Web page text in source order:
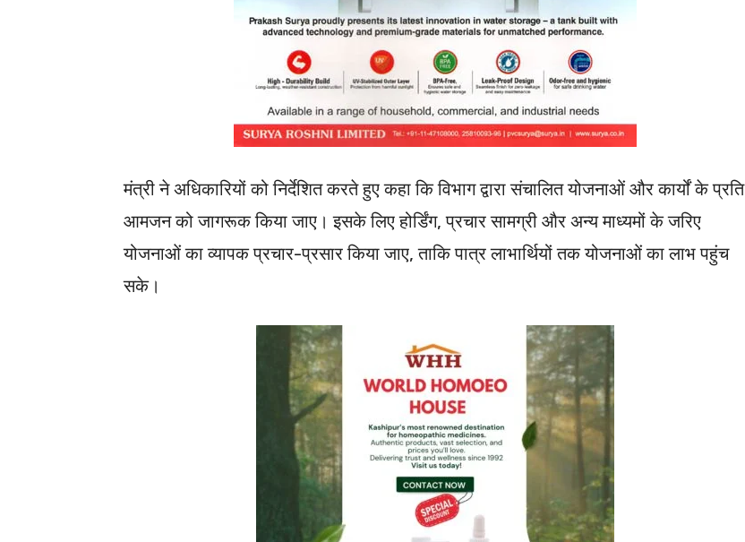
मंत्री ने अधिकारियों को निर्देशित करते हुए कहा कि विभाग द्वारा संचालित योजनाओं और कार्यों के प्रति
आमजन को जागरूक किया जाए। इसके लिए होर्डिंग, प्रचार सामग्री और अन्य माध्यमों के जरिए
योजनाओं का व्यापक प्रचार-प्रसार किया जाए, ताकि पात्र लाभार्थियों तक योजनाओं का लाभ पहुंच
सके।